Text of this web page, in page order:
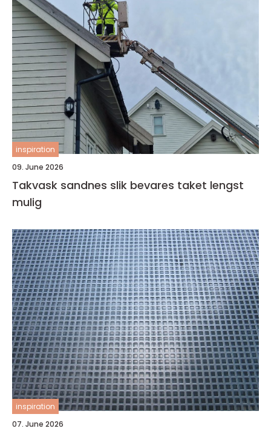
inspiration
09. June 2026
Takvask sandnes slik bevares taket lengst
mulig
inspiration
07. June 2026